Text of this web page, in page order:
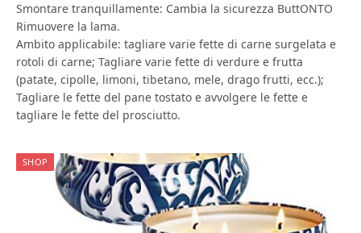
Smontare tranquillamente: Cambia la sicurezza ButtONTO
Rimuovere la lama.
Ambito applicabile: tagliare varie fette di carne surgelata e
rotoli di carne; Tagliare varie fette di verdure e frutta
(patate, cipolle, limoni, tibetano, mele, drago frutti, ecc.);
Tagliare le fette del pane tostato e avvolgere le fette e
tagliare le fette del prosciutto.
SHOP